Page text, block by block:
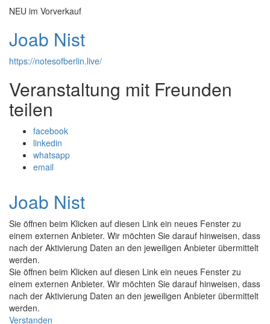
NEU im Vorverkauf
Joab Nist
https://notesofberlin.live/
Veranstaltung mit Freunden
teilen
facebook
linkedin
whatsapp
email
Joab Nist
Sie öffnen beim Klicken auf diesen Link ein neues Fenster zu
einem externen Anbieter. Wir möchten Sie darauf hinweisen, dass
nach der Aktivierung Daten an den jeweiligen Anbieter übermittelt
werden.
Sie öffnen beim Klicken auf diesen Link ein neues Fenster zu
einem externen Anbieter. Wir möchten Sie darauf hinweisen, dass
nach der Aktivierung Daten an den jeweiligen Anbieter übermittelt
werden.
Verstanden